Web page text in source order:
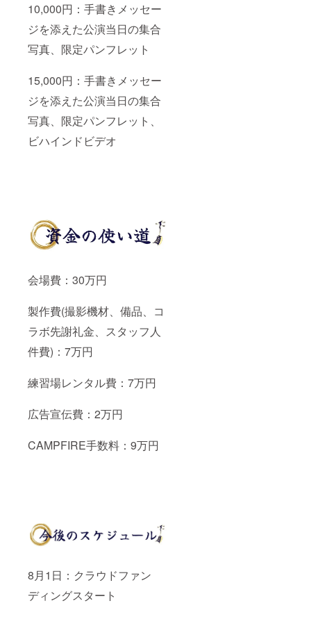
10,000円：手書きメッセー
ジを添えた公演当日の集合
写真、限定パンフレット
15,000円：手書きメッセー
ジを添えた公演当日の集合
写真、限定パンフレット、
ビハインドビデオ
会場費：30万円
製作費(撮影機材、備品、コ
ラボ先謝礼金、スタッフ人
件費)：7万円
練習場レンタル費：7万円
広告宣伝費：2万円
CAMPFIRE手数料：9万円
8月1日：クラウドファン
ディングスタート